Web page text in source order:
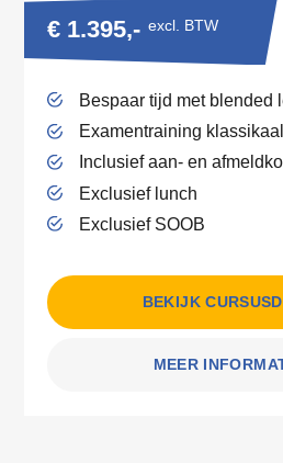
€ 1.395,- excl. BTW
Bespaar tijd met blended
Examentraining
Inclusief aan- en
Exclusief lunch
Exclusief SOOB
BEKIJK
MEER